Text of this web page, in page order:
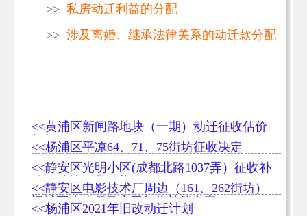
>> 私房动迁利益的分配
>> 涉及离婚、继承法律关系的动迁款分配
<<黄浦区新闸路地块（一期）动迁征收估价
机构
<<杨浦区平凉64、71、75街坊征收决定
<<静安区光明小区(成都北路1037弄）征收补
偿款计算工具下载
<<静安区电影技术厂周边（161、262街坊）
旧城区改建项目房屋征收补偿方案
<<杨浦区2021年旧改动迁计划